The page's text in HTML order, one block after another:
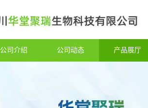
公司介绍 公司动态 产品展厅